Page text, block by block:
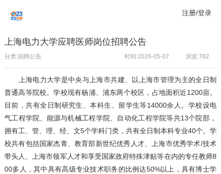
注册/登录
上海电力大学应聘医师岗位招聘公告
分类:招聘公告 浏览:762
时间:2026-05-07
上海电力大学是中央与上海市共建、以上海市管理为主的全日制
普通高等院校。学校现有杨浦、浦东两个校区，占地面积近1200亩。
目前，共有全日制研究生、本科生、留学生等14000余人。学校设电
气工程学院、能源与机械工程学院、自动化工程学院等共13个院部，
拥有工、管、理、经、文5个学科门类，共有全日制本科专业40个。学
校共有包括国家杰青、教育部新世纪优秀人才、上海市优秀学术/技术
带头人、上海市领军人才和享受国家政府特殊津贴等在内的专任教师8
00多人，其中具有高级专业技术职务的比例达50%以上，具有博士学